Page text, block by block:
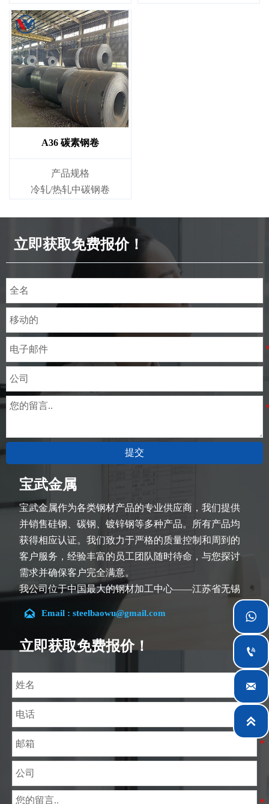
A36 碳素钢卷
产品规格
冷轧/热轧中碳钢卷
立即获取免费报价！
提交
宝武金属
宝武金属作为各类钢材产品的专业供应商，我们提供
并销售硅钢、碳钢、镀锌钢等多种产品。所有产品均
获得相应认证。我们致力于严格的质量控制和周到的
客户服务，经验丰富的员工团队随时待命，与您探讨
需求并确保客户完全满意。
我公司位于中国最大的钢材加工中心——江苏省无锡
市。团队深耕行业14余年，在各类硅钢项目上具有丰
富经验，熟悉CE、SGS等多种硅钢标准。我们可根据
特殊需求进行设计定制，并确保安全性、高效性及合
理价格。目前我们已逐步扩展至五座专业配送仓库和
钢材加工设施，为全球采矿、建筑、工程及通用制造
业提供专业服务。
 Email : steelbaowu@gmail.com
立即获取免费报价！



